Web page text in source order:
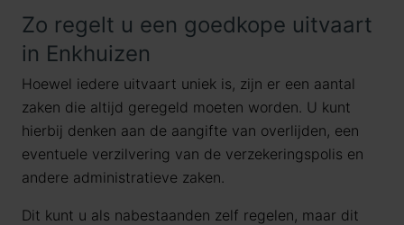
Zo regelt u een goedkope uitvaart
in Enkhuizen
Hoewel iedere uitvaart uniek is, zijn er een aantal
zaken die altijd geregeld moeten worden. U kunt
hierbij denken aan de aangifte van overlijden, een
eventuele verzilvering van de verzekeringspolis en
andere administratieve zaken.
Dit kunt u als nabestaanden zelf regelen, maar dit